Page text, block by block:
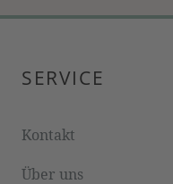
SERVICE
Kontakt
Über uns